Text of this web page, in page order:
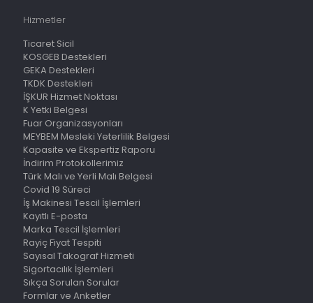
Hizmetler
Ticaret Sicil
KOSGEB Destekleri
GEKA Destekleri
TKDK Destekleri
İŞKUR Hizmet Noktası
K Yetki Belgesi
Fuar Organizasyonları
MEYBEM Mesleki Yeterlilik Belgesi
Kapasite ve Ekspertiz Raporu
İndirim Protokollerimiz
Türk Malı ve Yerli Malı Belgesi
Covid 19 Süreci
İş Makinesi Tescil İşlemleri
Kayıtlı E-posta
Marka Tescil İşlemleri
Rayiç Fiyat Tespiti
Sayısal Takograf Hizmeti
Sigortacılık İşlemleri
Sıkça Sorulan Sorular
Formlar ve Anketler